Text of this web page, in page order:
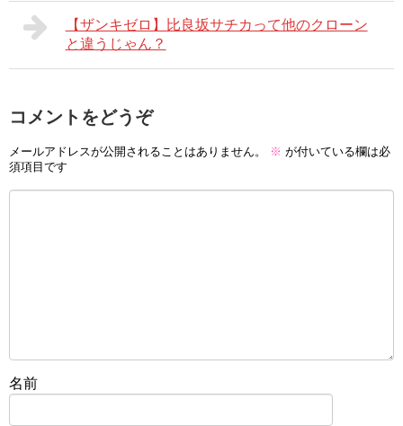
【ザンキゼロ】比良坂サチカって他のクローン
と違うじゃん？
コメントをどうぞ
メールアドレスが公開されることはありません。 ※ が付いている欄は必
須項目です
名前